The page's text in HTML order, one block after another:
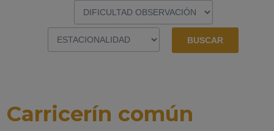
Carricerín común